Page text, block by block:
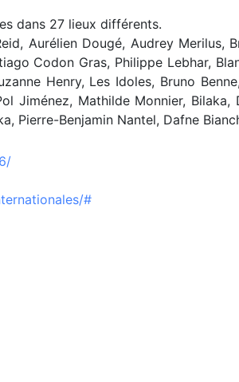
dans 27 lieux différents.
Aurélien Dougé, Audrey Merilus,
Codon Gras, Philippe Lebhar,
Henry, Les Idoles, Bruno
Jiménez, Mathilde Monnier,
Pierre-Benjamin Nantel, Dafne
#